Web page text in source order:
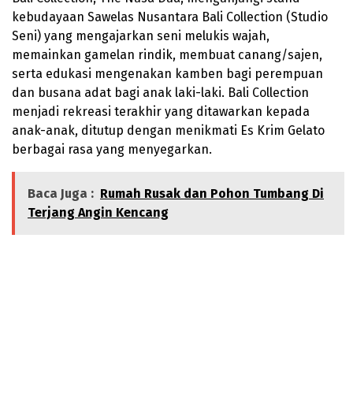
kebudayaan Sawelas Nusantara Bali Collection (Studio
Seni) yang mengajarkan seni melukis wajah,
memainkan gamelan rindik, membuat canang/sajen,
serta edukasi mengenakan kamben bagi perempuan
dan busana adat bagi anak laki-laki. Bali Collection
menjadi rekreasi terakhir yang ditawarkan kepada
anak-anak, ditutup dengan menikmati Es Krim Gelato
berbagai rasa yang menyegarkan.
Baca Juga : Rumah Rusak dan Pohon Tumbang Di
Terjang Angin Kencang